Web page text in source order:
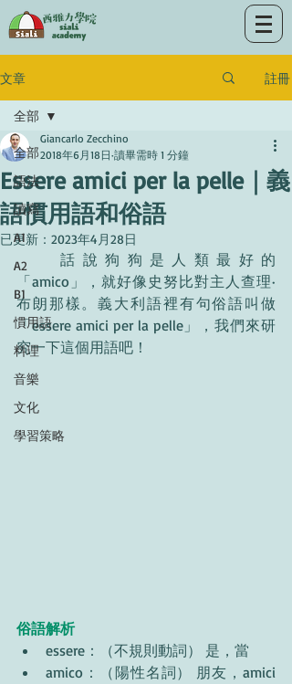
文章 註冊
全部
語法
讀寫
A1
A2
B1
慣用語
料理
音樂
文化
學習策略
全部
Essere amici per la pelle｜義
語慣用語和俗語
Giancarlo Zecchino
2018年6月18日 讀畢需時 1 分鐘
已更新： 2023年4月28日
	話說狗狗是人類最好的
「amico」
，就好像史努比對主人查理·
布朗那樣。義大利語裡有句俗語叫做
「essere amici per la pelle」
，我們來研
究一下這個用語吧！
俗語解析
essere：（不規則動詞） 是，當
amico：（陽性名詞） 朋友，amici